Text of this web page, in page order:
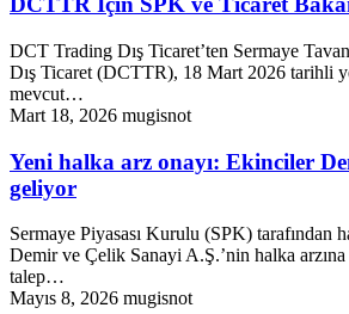
DCT Trading Dış Ticaret’ten Sermaye
Dış Ticaret (DCTTR), 18 Mart 2026 tarihli
mevcut…
Mart 18, 2026 mugisnot
Yeni halka arz onayı: Ekinciler
geliyor
Sermaye Piyasası Kurulu (SPK) tarafından
Demir ve Çelik Sanayi A.Ş.’nin halka
talep…
Mayıs 8, 2026 mugisnot